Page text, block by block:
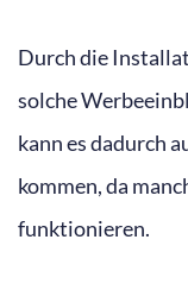
Durch die
solche
kann es dadurch
kommen, da
funktionieren.